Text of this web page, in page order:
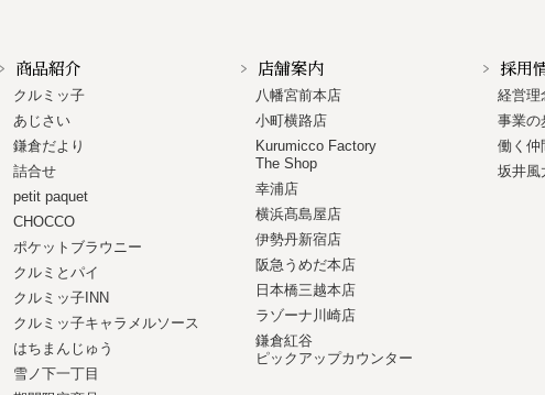
商品紹介
クルミッ子
あじさい
鎌倉だより
詰合せ
petit paquet
CHOCCO
ポケットブラウニー
クルミとパイ
クルミッ子INN
クルミッ子キャラメルソース
はちまんじゅう
雪ノ下一丁目
店舗案内
八幡宮前本店
小町横路店
Kurumicco Factory
The Shop
幸浦店
横浜髙島屋店
伊勢丹新宿店
阪急うめだ本店
日本橋三越本店
ラゾーナ川崎店
鎌倉紅谷
ピックアップカウンター
採用
経営理
事業の
働く仲
坂井風